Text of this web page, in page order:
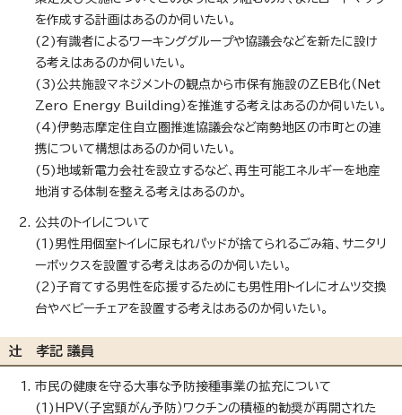
を作成する計画はあるのか伺いたい。
(2)有識者によるワーキンググループや協議会などを新たに設け
る考えはあるのか伺いたい。
(3)公共施設マネジメントの観点から市保有施設のZEB化（Net
Zero Energy Building）を推進する考えはあるのか伺いたい。
(4)伊勢志摩定住自立圈推進協議会など南勢地区の市町との連
携について構想はあるのか伺いたい。
(5)地域新電力会社を設立するなど、再生可能エネルギーを地産
地消する体制を整える考えはあるのか。
公共のトイレについて
(1)男性用個室トイレに尿もれパッドが捨てられるごみ箱、サニタリ
ーボックスを設置する考えはあるのか伺いたい。
(2)子育てする男性を応援するためにも男性用トイレにオムツ交換
台やべビーチェアを設置する考えはあるのか伺いたい。
辻󠄀 孝記 議員
市民の健康を守る大事な予防接種事業の拡充について
(1)HPV（子宮頸がん予防）ワクチンの積極的勧奨が再開された